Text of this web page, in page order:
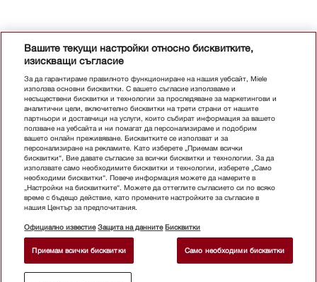
Вашите текущи настройки относно бисквитките,
изискващи съгласие
За да гарантираме правилното функциониране на нашия уебсайт, Miele
използва основни бисквитки. С вашето съгласие използваме и
несъществени бисквитки и технологии за проследяване за маркетингови и
аналитични цели, включително бисквитки на трети страни от нашите
партньори и доставчици на услуги, които събират информация за вашето
ползване на уебсайта и ни помагат да персонализираме и подобрим
вашето онлайн преживяване. Бисквитките се използват и за
персонализиране на рекламите. Като изберете „Приемам всички
бисквитки“, Вие давате съгласие за всички бисквитки и технологии. За да
използвате само необходимите бисквитки и технологии, изберете „Само
необходими бисквитки“. Повече информация можете да намерите в
„Настройки на бисквитките“. Можете да оттеглите съгласието си по всяко
време с бъдещо действие, като промените настройките за съгласие в
нашия Център за предпочитания.
Официално известие Защита на данните Бисквитки
Приемам всички бисквитки Само необходими бисквитки